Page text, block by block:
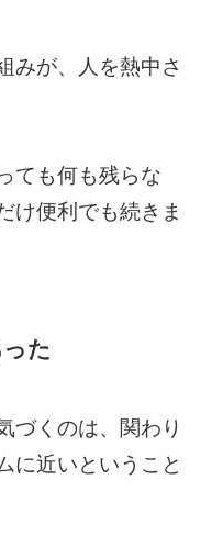
みが、人を熱中さ
ても何も残らな
け便利でも続きま
た
づくのは、関わり
に近いということ